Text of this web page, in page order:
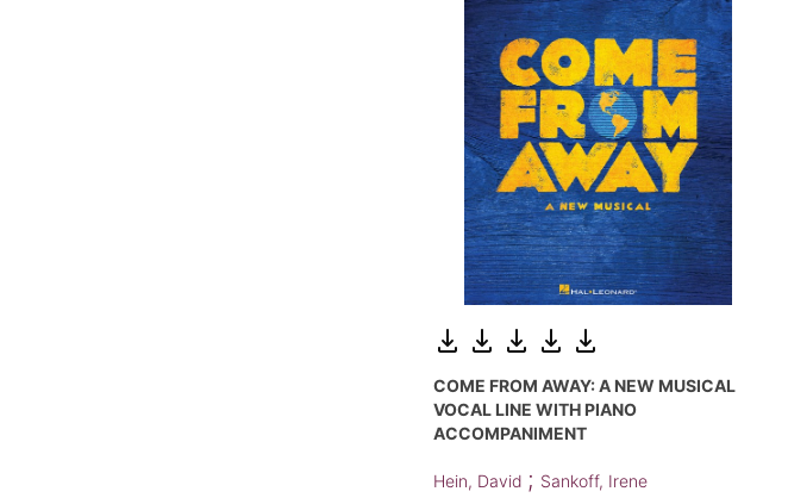
COME FROM AWAY: A NEW MUSICAL
VOCAL LINE WITH PIANO
ACCOMPANIMENT
Hein, David ; Sankoff, Irene